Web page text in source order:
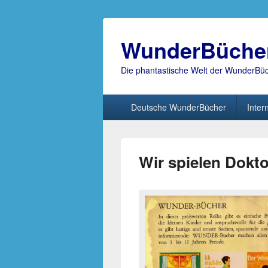
Die phantastische Welt der
Deutsche WunderBücher
Wir spielen